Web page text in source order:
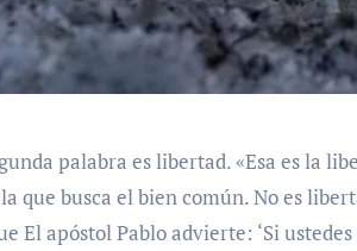
palabra es libertad. «Esa es la
que busca el bien común. No es
El apóstol Pablo advierte: ‘Si